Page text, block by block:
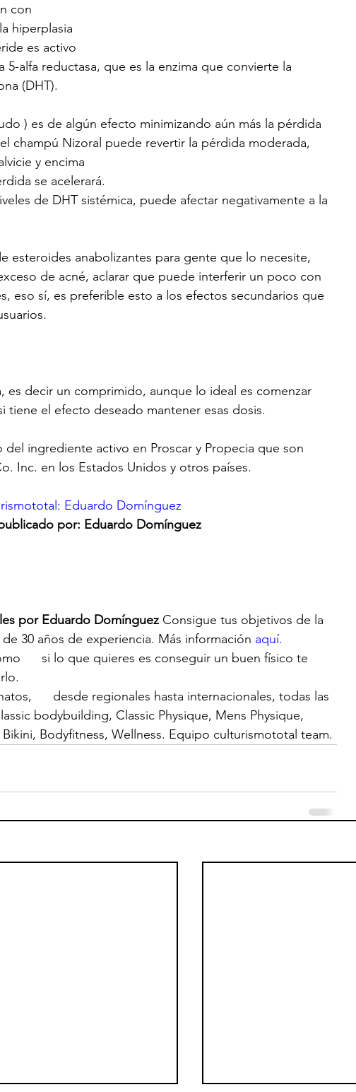
con
hiperplasia
es activo
alfa reductasa, que es la enzima que convierte la
(DHT).
) es de algún efecto minimizando aún más la pérdida
champú Nizoral puede revertir la pérdida moderada,
y encima
se acelerará.
de DHT sistémica, puede afectar negativamente a la
esteroides anabolizantes para gente que lo necesite,
de acné, aclarar que puede interferir un poco con
eso sí, es preferible esto a los efectos secundarios que
es decir un comprimido, aunque lo ideal es comenzar
tiene el efecto deseado mantener esas dosis.
ingrediente activo en Proscar y Propecia que son
Inc. en los Estados Unidos y otros países.
Eduardo Domínguez
por: Eduardo Domínguez
por Eduardo Domínguez Consigue tus objetivos de la
30 años de experiencia. Más información aquí.
si lo que quieres es conseguir un buen físico te
desde regionales hasta internacionales, todas las
bodybuilding, Classic Physique, Mens Physique,
Bodyfitness, Wellness. Equipo culturismototal team.